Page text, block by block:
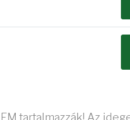
tartalmazzák! Az